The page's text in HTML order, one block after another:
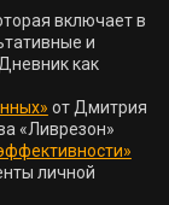
включает в
и
как
от Дмитрия
«Ливрезон»
личной